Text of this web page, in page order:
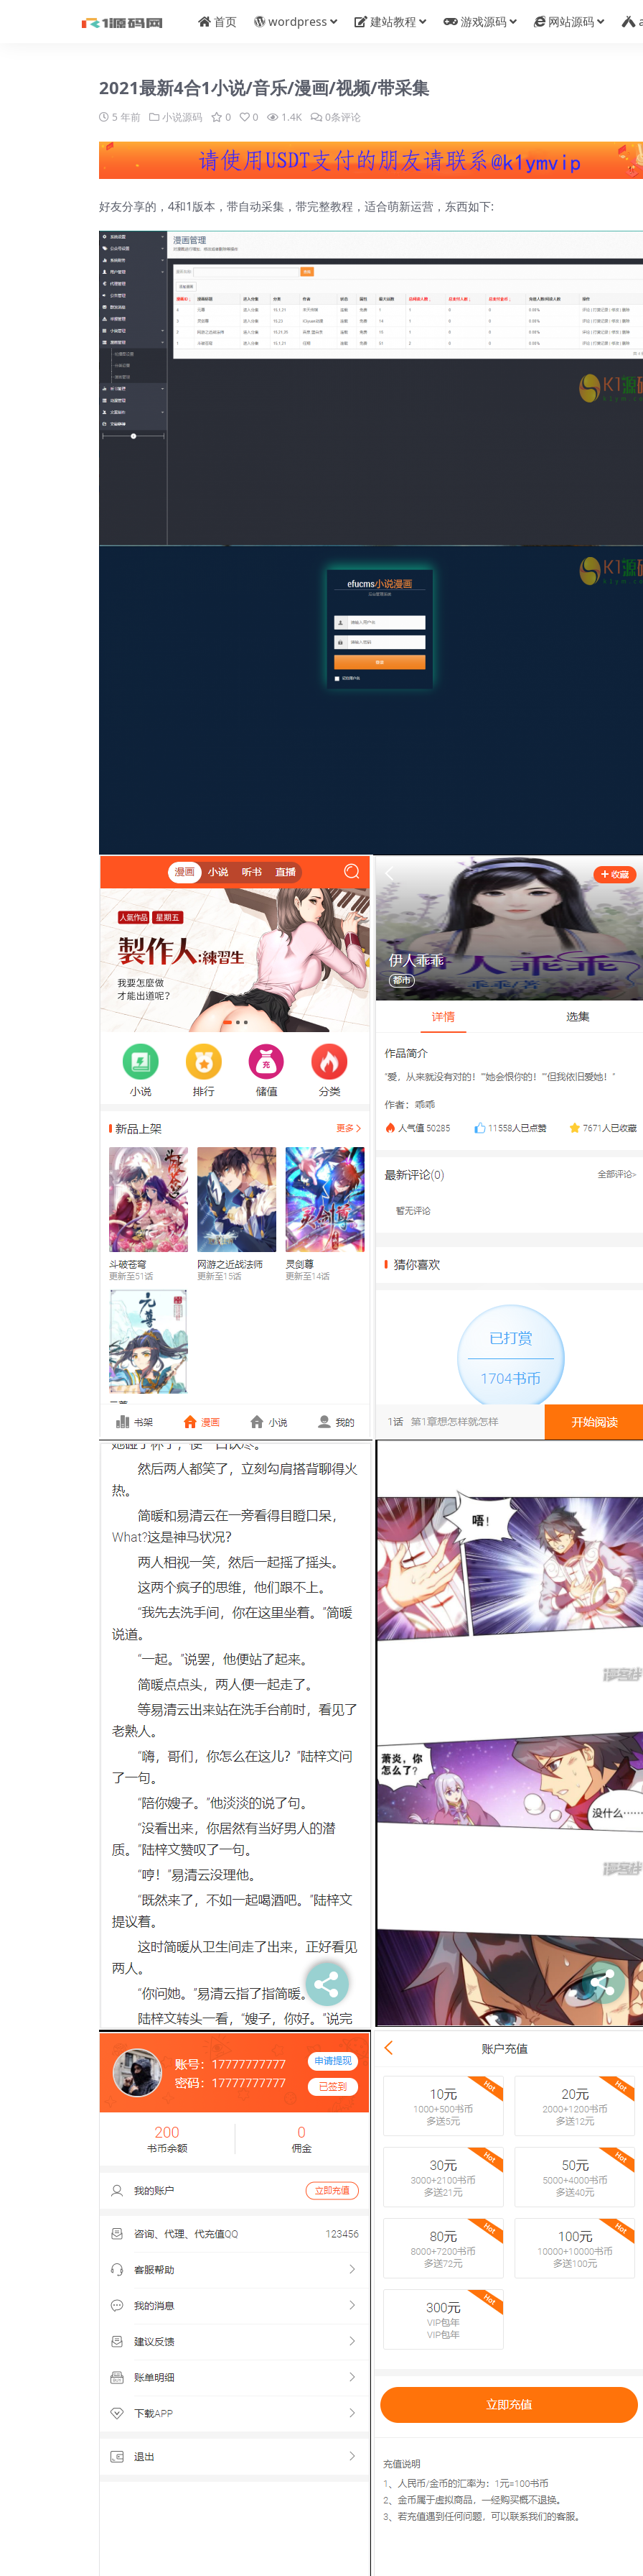
首页 wordpress 建站教程 游戏源码 网站源码
2021最新4合1小说/音乐/漫画/视频/带采集
5 年前 小说源码 0 0 1.4K 0条评论
好友分享的，4和1版本，带自动采集，带完整教程，适合萌新运营，东西如下: